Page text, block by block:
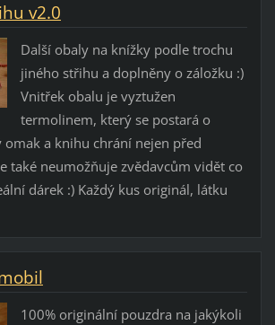
v2.0
Další obaly na knížky podle trochu
jiného střihu a doplněny o záložku :)
Vnitřek obalu je vyztužen
termolinem, který se postará o
a knihu chrání nejen před
také neumožňuje zvědavcům vidět co
dárek :) Každý kus originál, látku
100% originální pouzdra na jakýkoli